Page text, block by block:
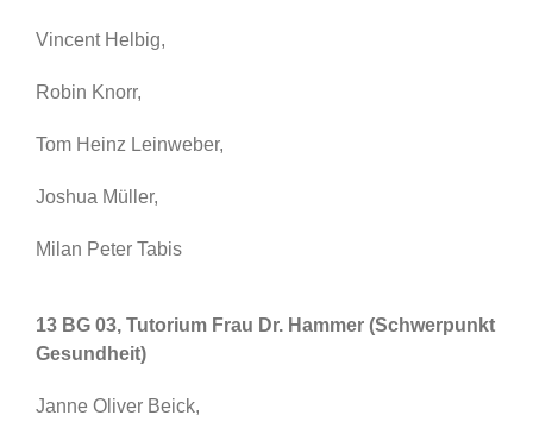
Vincent Helbig,
Robin Knorr,
Tom Heinz Leinweber,
Joshua Müller,
Milan Peter Tabis
13 BG 03, Tutorium Frau Dr. Hammer (Schwerpunkt
Gesundheit)
Janne Oliver Beick,